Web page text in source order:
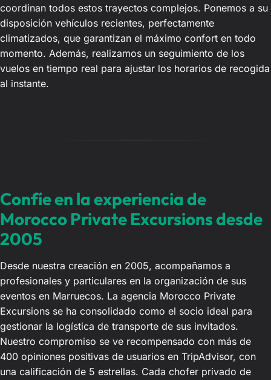
coordinan todos estos trayectos complejos. Ponemos a su
disposición vehículos recientes, perfectamente
climatizados, que garantizan el máximo confort en todo
momento. Además, realizamos un seguimiento de los
vuelos en tiempo real para ajustar los horarios de recogida
al instante.
Confíe en la experiencia de
Morocco Private Excursions desde
2005
Desde nuestra creación en 2005, acompañamos a
profesionales y particulares en la organización de sus
eventos en Marruecos. La agencia Morocco Private
Excursions se ha consolidado como el socio ideal para
gestionar la logística de transporte de sus invitados.
Nuestro compromiso se ve recompensado con más de
400 opiniones positivas de usuarios en TripAdvisor, con
una calificación de 5 estrellas. Cada chofer privado de